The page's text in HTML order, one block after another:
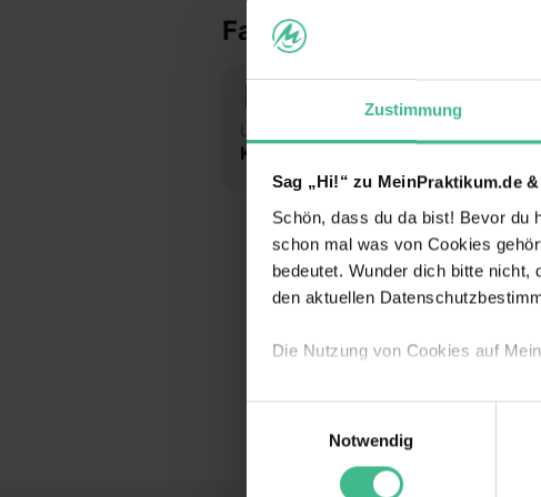
Zustimmung
Sag „Hi!“ zu MeinPraktikum.de
Schön, dass du da bist! Bevor du
schon mal was von Cookies
bedeutet. Wunder dich bitte
den aktuellen
Die Nutzung von Cookies auf
Wir verwenden Cookies zur
Webseite getroffenen
(„Statistiken“), um Informationen
und Analysen weiterzugeben und
Notwendig
Fakten
Unternehmensart
Keine Angabe